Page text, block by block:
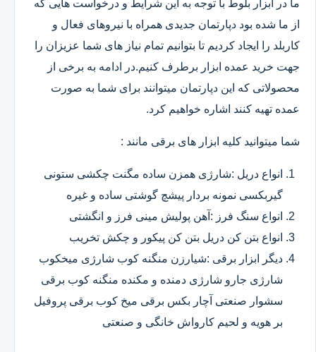
ما در ابزار بلوط با توجه به این شرایط و درخواست هایی که
از ما شده بود دپارتمان جدیدی همراه با نیروهای فعال و
کاربلد را ایجاد کردیم تا بتوانیم تمام نیاز های شما عزیزان را
جهت خرید عمده ابزار برطرف کنیم.در ادامه به برخی از
محصولاتی که این دپارتمان میتوانند برای شما به صورت
عمده تهیه کنند اشاره خواهیم کرد.
شما میتوانید کلیه ابزار های برقی مانند :
انواع دریل :شارژی همزن ساده مگنت چکشی ستونی
گیربکسی نمونه بردار پیشچ گوشتی ساده و غیره
انواع سنگ فرز :آهن پولیش مینی فرز و انگشتی
انواع بتن کن دریل بتن کن پیکور و چکش تخریب
دیگر ابزار برقی :شیارزن منگنه کوب شارژی میخکوب
شارژی جارو شارژی دمنده و مکنده منگنه کوب برقی
سشوار صنعتی آچار بکس برقی میخ کوب برقی پروفیل
بر هویه و لحیم کارواش خانگی و صنعتی